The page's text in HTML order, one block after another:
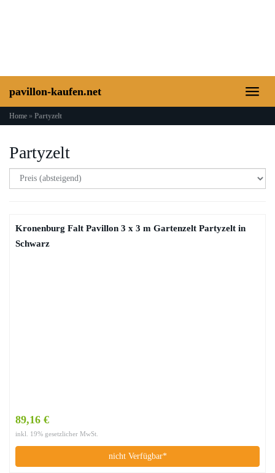
Toggle
pavillon-kaufen.net
Home » Partyzelt
Partyzelt
Kronenburg Falt Pavillon 3 x 3 m Gartenzelt Partyzelt in
Schwarz
89,16 €
inkl. 19% gesetzlicher MwSt.
nicht Verfügbar*